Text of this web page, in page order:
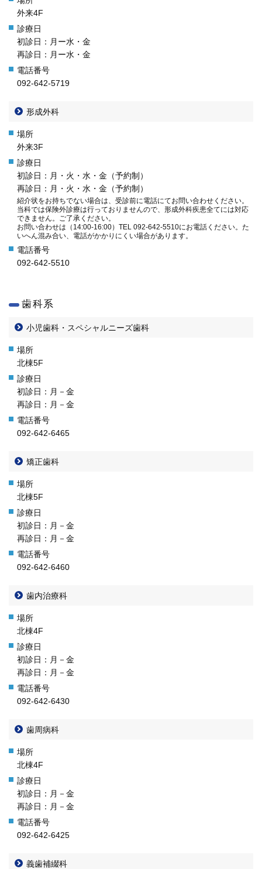
外来4F
初診日：月ー水・金
再診日：月ー水・金
092-642-5719
形成外科
外来3F
初診日：月・火・水・金（予約制）
再診日：月・火・水・金（予約制）
紹介状をお持ちでない場合は、受診前に電話にてお問い合わせください。
当科では保険外診療は行っておりませんので、形成外科疾患全てには対応
できません。ご了承ください。
お問い合わせは（14:00-16:00）TEL 092-642-5510にお電話ください。た
いへん混み合い、電話がかかりにくい場合があります。
092-642-5510
歯科系
小児歯科・スペシャルニーズ歯科
北棟5F
初診日：月－金
再診日：月－金
092-642-6465
矯正歯科
北棟5F
初診日：月－金
再診日：月－金
092-642-6460
歯内治療科
北棟4F
初診日：月－金
再診日：月－金
092-642-6430
歯周病科
北棟4F
初診日：月－金
再診日：月－金
092-642-6425
義歯補綴科